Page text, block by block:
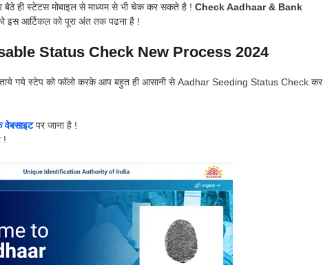
ही स्टेटस मोबाइल से माध्यम से भी चेक कर सकते है ! Check Aadhaar & Bank
इस आर्टिकल को पूरा अंत तक पढना है !
Status Check New Process 2024
गये स्टेप को फॉलो करके आप बहुत ही आसानी से Aadhar Seeding Status Check कर
वेबसाइटपर जाना है !
!